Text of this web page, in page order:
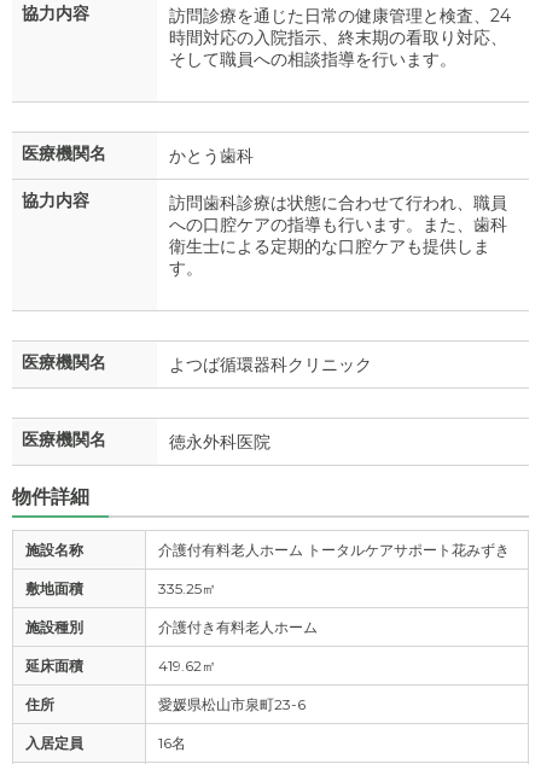
協力内容
訪問診療を通じた日常の健康管理と検査、24
時間対応の入院指示、終末期の看取り対応、
そして職員への相談指導を行います。
医療機関名 かとう歯科
協力内容
訪問歯科診療は状態に合わせて行われ、職員
への口腔ケアの指導も行います。また、歯科
衛生士による定期的な口腔ケアも提供しま
す。
医療機関名 よつば循環器科クリニック
医療機関名 徳永外科医院
物件詳細
施設名称 介護付有料老人ホーム トータルケアサポート花みずき
敷地面積 335.25㎡
施設種別 介護付き有料老人ホーム
延床面積 419.62㎡
住所 愛媛県松山市泉町23-6
入居定員 16名